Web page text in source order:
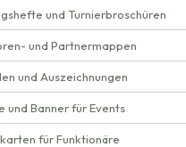
und Turnierbroschüren
und Partnermappen
und Auszeichnungen
und Banner für Events
für Funktionäre